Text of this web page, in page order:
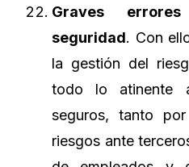
Graves
seguridad. Con
la gestión del
todo lo atinente
seguros, tanto
riesgos ante